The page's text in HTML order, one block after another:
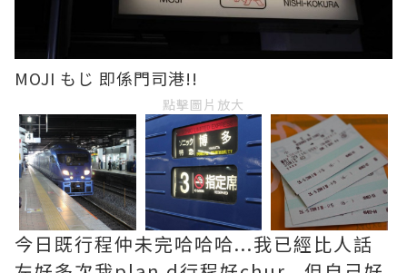
MOJI もじ 即係門司港!!
點擊圖片放大
今日既行程仲未完哈哈哈...我已經比人話